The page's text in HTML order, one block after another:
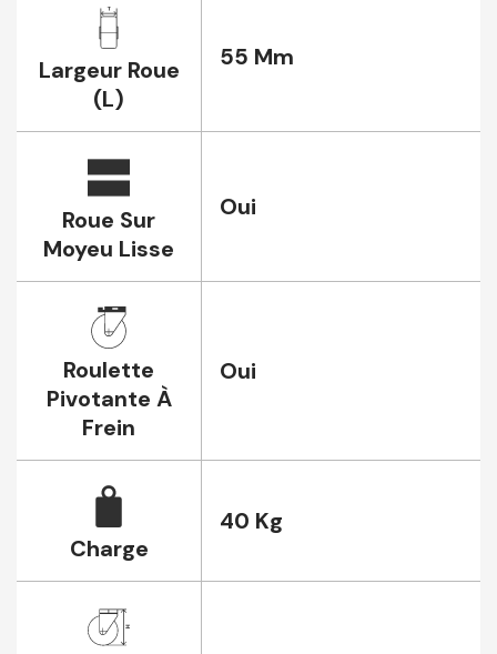
Largeur Roue
(L)
55 Mm
Roue Sur
Moyeu Lisse
Oui
Roulette
Pivotante À
Frein
Oui
Charge
40 Kg